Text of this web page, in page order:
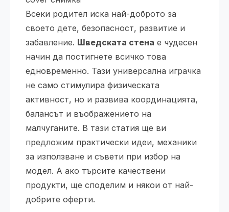
Всеки родител иска най-доброто за
своето дете, безопасност, развитие и
забавление. Шведската стена е чудесен
начин да постигнете всичко това
едновременно. Тази универсална играчка
не само стимулира физическата
активност, но и развива координацията,
балансът и въображението на
малчуганите. В тази статия ще ви
предложим практически идеи, механики
за използване и съвети при избор на
модел. А ако търсите качествени
продукти, ще споделим и някои от най-
добрите оферти.